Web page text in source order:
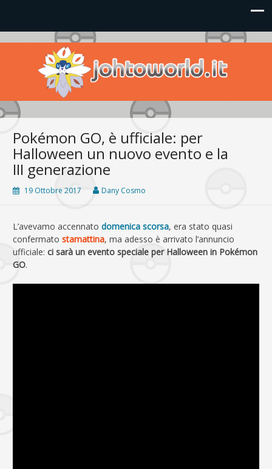
Johto World
Le novità più frizzanti dall'universo Pokémon e Nintendo
Pokémon GO, è ufficiale: per
Halloween un nuovo evento e la
III generazione
19 Ottobre 2017 Dany Cosmo
L’avevamo accennato domenica scorsa, era stato quasi
confermato stamattina, ma adesso è arrivato l’annuncio
ufficiale: ci sarà un evento speciale per Halloween in Pokémon
GO.